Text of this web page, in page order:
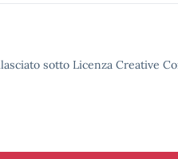
sotto Licenza Creative